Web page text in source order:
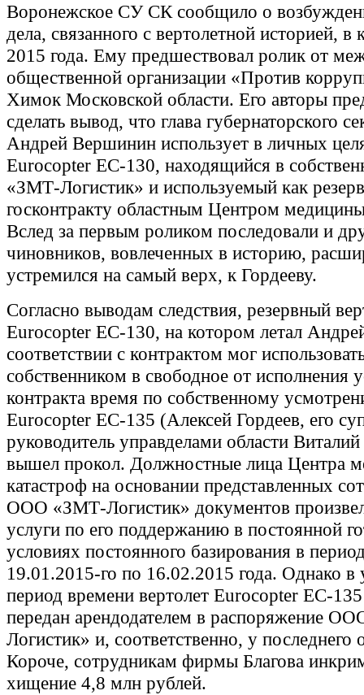
Воронежское СУ СК сообщило о
дела, связанного с вертолетной историей, в
2015 года. Ему предшествовал ролик от
общественной организации «Против
Химок Московской области. Его авторы
сделать вывод, что глава губернаторского
Андрей Вершинин использует в личных
Eurocopter EC-130, находящийся в
«ЗМТ-Логистик» и используемый как
госконтракту областным Центром
Вслед за первым роликом последовали и
чиновников, вовлеченных в историю,
устремился на самый верх, к Гордееву.
Согласно выводам следствия, резервный
Eurocopter EC-130, на котором летал
соответствии с контрактом мог
собственником в свободное от исполнения
контракта время по собственному
Eurocopter EC-135 (Алексей Гордеев, его
руководитель управделами области
вышел прокол. Должностные лица Центра
катастроф на основании представленных
ООО «ЗМТ-Логистик» документов
услуги по его поддержанию в постоянной
условиях постоянного базирования в
19.01.2015-го по 16.02.2015 года. Однако в
период времени вертолет Eurocopter EC-
передан арендодателем в распоряжение
Логистик» и, соответственно, у последнего
Короче, сотрудникам фирмы Благова
хищение 4,8 млн рублей.